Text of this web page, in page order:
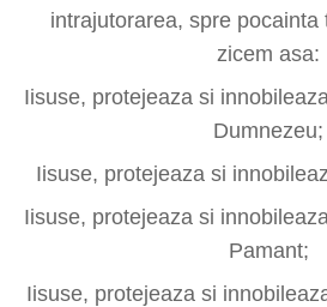
intrajutorarea, spre pocainta
zicem asa:
Iisuse, protejeaza si
Dumnezeu;
Iisuse, protejeaza si
Iisuse, protejeaza si
Pamant;
Iisuse, protejeaza si